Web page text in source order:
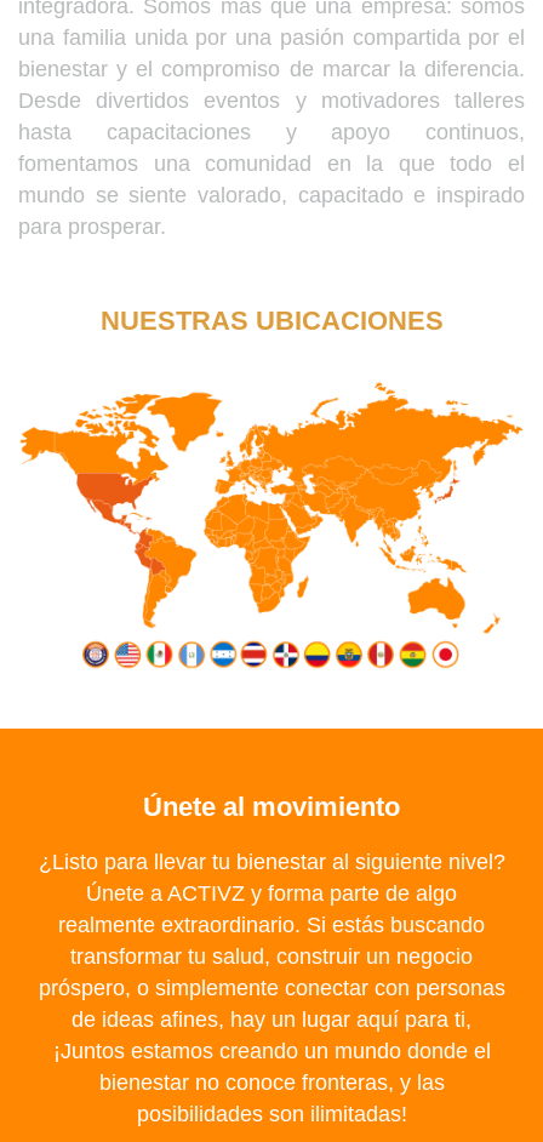
integradora. Somos más que una empresa: somos
una familia unida por una pasión compartida por el
bienestar y el compromiso de marcar la diferencia.
Desde divertidos eventos y motivadores talleres
hasta capacitaciones y apoyo continuos,
fomentamos una comunidad en la que todo el
mundo se siente valorado, capacitado e inspirado
para prosperar.
NUESTRAS UBICACIONES
Únete al movimiento
¿Listo para llevar tu bienestar al siguiente nivel?
Únete a ACTIVZ y forma parte de algo
realmente extraordinario. Si estás buscando
transformar tu salud, construir un negocio
próspero, o simplemente conectar con personas
de ideas afines, hay un lugar aquí para ti,
¡Juntos estamos creando un mundo donde el
bienestar no conoce fronteras, y las
posibilidades son ilimitadas!